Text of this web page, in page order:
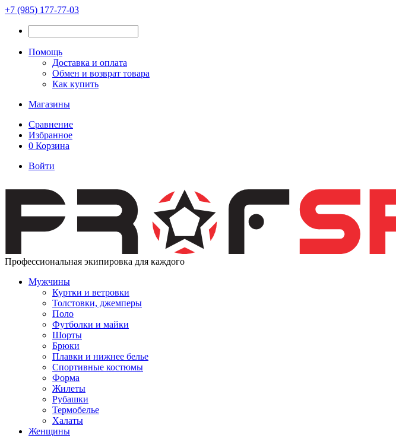
+7 (985) 177-77-03
Помощь
Доставка и оплата
Обмен и возврат товара
Как купить
Магазины
Сравнение
Избранное
0 Корзина
Войти
Профессиональная экипировка для каждого
Мужчины
Куртки и ветровки
Толстовки, джемперы
Поло
Футболки и майки
Шорты
Брюки
Плавки и нижнее белье
Спортивные костюмы
Форма
Жилеты
Рубашки
Термобелье
Халаты
Женщины